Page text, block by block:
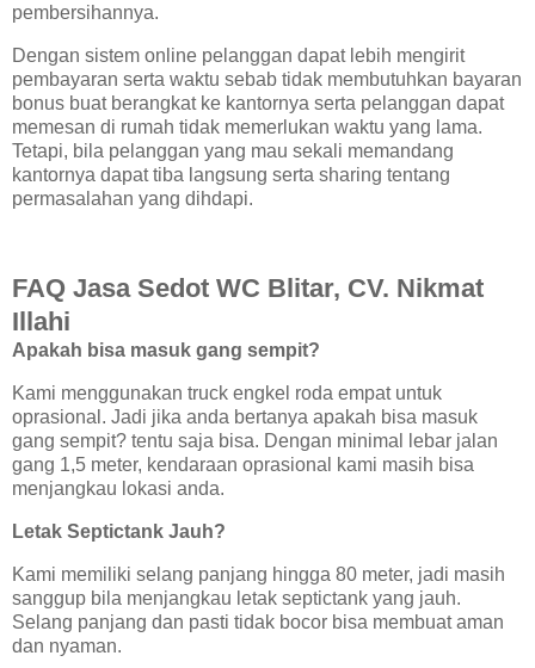
pembersihannya.
Dengan sistem online pelanggan dapat lebih mengirit
pembayaran serta waktu sebab tidak membutuhkan bayaran
bonus buat berangkat ke kantornya serta pelanggan dapat
memesan di rumah tidak memerlukan waktu yang lama.
Tetapi, bila pelanggan yang mau sekali memandang
kantornya dapat tiba langsung serta sharing tentang
permasalahan yang dihdapi.
FAQ Jasa Sedot WC Blitar, CV. Nikmat
Illahi
Apakah bisa masuk gang sempit?
Kami menggunakan truck engkel roda empat untuk
oprasional. Jadi jika anda bertanya apakah bisa masuk
gang sempit? tentu saja bisa. Dengan minimal lebar jalan
gang 1,5 meter, kendaraan oprasional kami masih bisa
menjangkau lokasi anda.
Letak Septictank Jauh?
Kami memiliki selang panjang hingga 80 meter, jadi masih
sanggup bila menjangkau letak septictank yang jauh.
Selang panjang dan pasti tidak bocor bisa membuat aman
dan nyaman.